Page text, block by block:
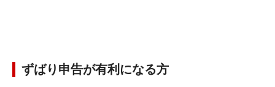
ずばり申告が有利になる方